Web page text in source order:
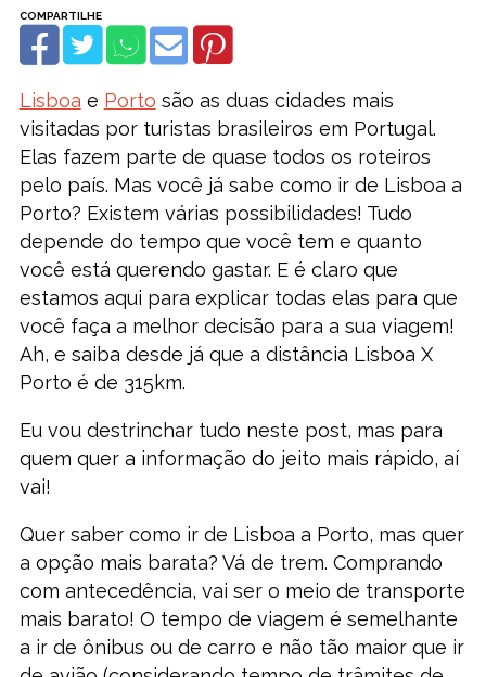
Lisboa e Porto são as duas cidades mais
visitadas por turistas brasileiros em Portugal.
Elas fazem parte de quase todos os roteiros
pelo país. Mas você já sabe como ir de Lisboa a
Porto? Existem várias possibilidades! Tudo
depende do tempo que você tem e quanto
você está querendo gastar. E é claro que
estamos aqui para explicar todas elas para que
você faça a melhor decisão para a sua viagem!
Ah, e saiba desde já que a distância Lisboa X
Porto é de 315km.
Eu vou destrinchar tudo neste post, mas para
quem quer a informação do jeito mais rápido, aí
vai!
Quer saber como ir de Lisboa a Porto, mas quer
a opção mais barata? Vá de trem. Comprando
com antecedência, vai ser o meio de transporte
mais barato! O tempo de viagem é semelhante
a ir de ônibus ou de carro e não tão maior que ir